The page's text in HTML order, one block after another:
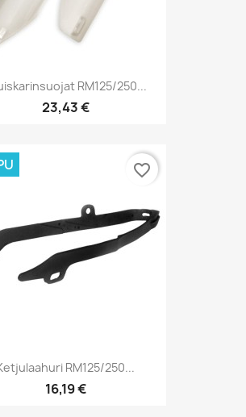
RM125/250...
23,43 €
RM125/250...
16,19 €
favorite_border